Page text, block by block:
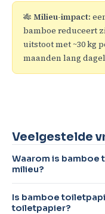
🎋 Milieu-impact:
bamboe reduceert
uitstoot met ~30 kg
maanden lang
Veelgestelde
Waarom is
milieu?
Is bamboe
toiletpapier?